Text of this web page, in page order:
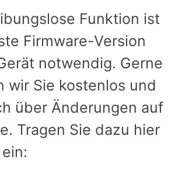
Funktion ist
Firmware-Version
notwendig. Gerne
wir Sie kostenlos und
über Änderungen auf
Tragen Sie dazu hier